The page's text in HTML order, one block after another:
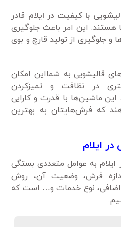
با کیفیت در ایلام قادر
این امر باعث جلوگیری
و جلوگیری از تولید قارچ و بوی
قالیشویی به شمااین امکان
در نظافت و تمیزکردن
ماشین‌ها با قدرت و کارایی
که فرش‌هایتان به بهترین
در ایلام
ایلام به عوامل متعددی بستگی
فرش، وضعیت آن، روش
اضافی، نوع خدمات و… است که